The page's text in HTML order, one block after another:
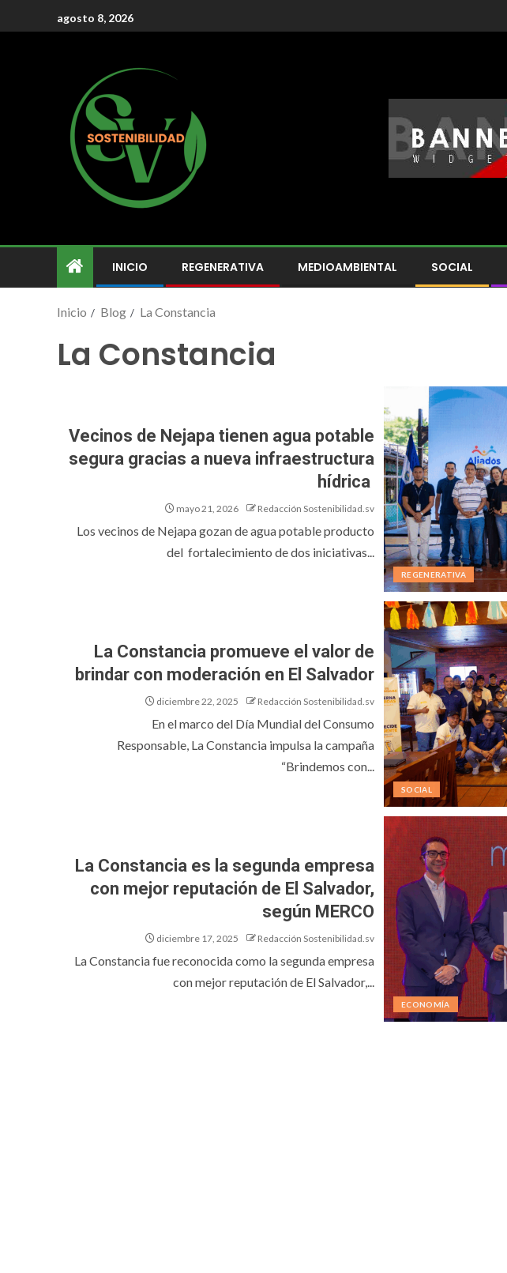
agosto 8, 2026
INICIO REGENERATIVA MEDIOAMBIENTAL SOCIAL
Inicio Blog La Constancia
La Constancia
REGENERATIVA
Vecinos de Nejapa tienen agua potable
segura gracias a nueva infraestructura
hídrica
mayo 21, 2026 Redacción Sostenibilidad.sv
Los vecinos de Nejapa gozan de agua potable producto
del fortalecimiento de dos iniciativas...
SOCIAL
La Constancia promueve el valor de
brindar con moderación en El Salvador
diciembre 22, 2025 Redacción Sostenibilidad.sv
En el marco del Día Mundial del Consumo
Responsable, La Constancia impulsa la campaña
“Brindemos con...
ECONOMÍA
La Constancia es la segunda empresa
con mejor reputación de El Salvador,
según MERCO
diciembre 17, 2025 Redacción Sostenibilidad.sv
La Constancia fue reconocida como la segunda empresa
con mejor reputación de El Salvador,...